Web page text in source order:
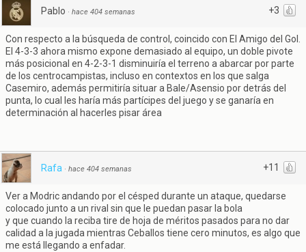
+3
Pablo · hace 404 semanas
Con respecto a la búsqueda de control, coincido con El Amigo del Gol.
El 4-3-3 ahora mismo expone demasiado al equipo, un doble pivote
más posicional en 4-2-3-1 disminuiría el terreno a abarcar por parte
de los centrocampistas, incluso en contextos en los que salga
Casemiro, además permitiría situar a Bale/Asensio por detrás del
punta, lo cual les haría más partícipes del juego y se ganaría en
determinación al hacerles pisar área
+11
Rafa · hace 404 semanas
Ver a Modric andando por el césped durante un ataque, quedarse
colocado junto a un rival sin que le puedan pasar la bola
y que cuando la reciba tire de hoja de méritos pasados para no dar
calidad a la jugada mientras Ceballos tiene cero minutos, es algo que
me está llegando a enfadar.